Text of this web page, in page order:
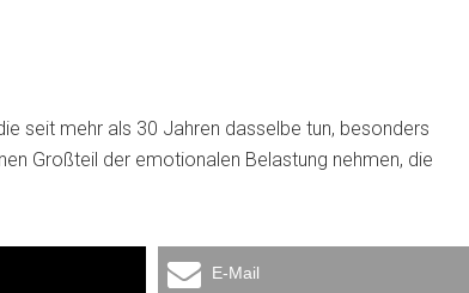
seit mehr als 30 Jahren dasselbe tun, besonders
Großteil der emotionalen Belastung nehmen, die
E-Mail